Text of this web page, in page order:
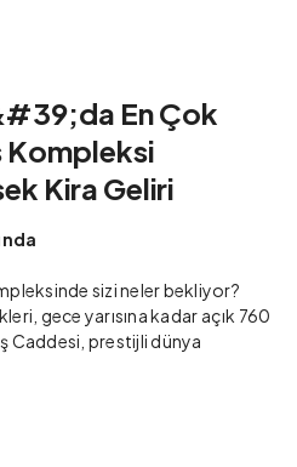
En Çok
Kompleksi
Kira Geliri
sizi neler bekliyor?
gece yarısına kadar açık 760
Caddesi, prestijli dünya